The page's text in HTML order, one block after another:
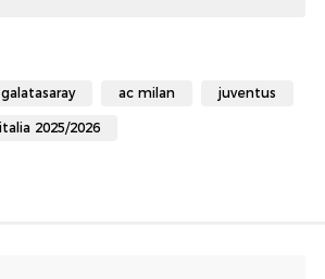
galatasaray ac milan juventus
2025/2026